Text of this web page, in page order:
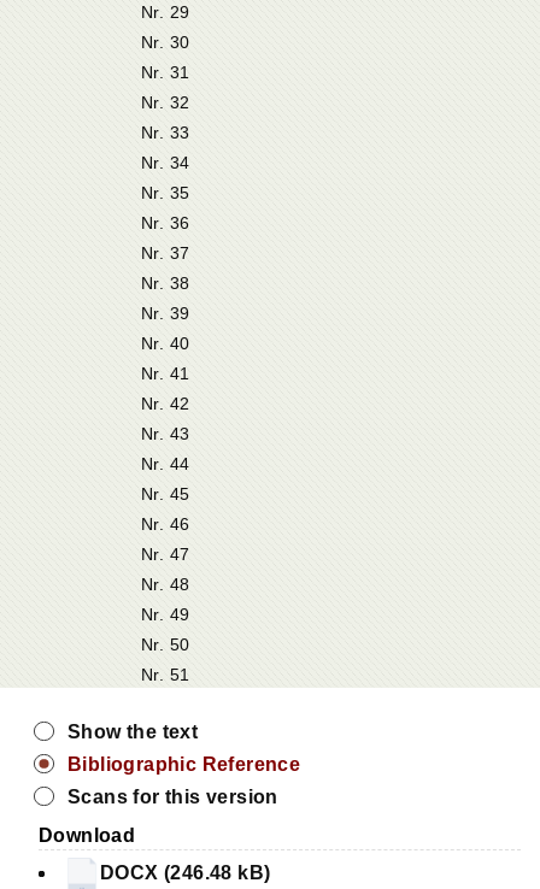
Nr. 29
Nr. 30
Nr. 31
Nr. 32
Nr. 33
Nr. 34
Nr. 35
Nr. 36
Nr. 37
Nr. 38
Nr. 39
Nr. 40
Nr. 41
Nr. 42
Nr. 43
Nr. 44
Nr. 45
Nr. 46
Nr. 47
Nr. 48
Nr. 49
Nr. 50
Nr. 51
Show the text
Bibliographic Reference
Scans for this version
Download
DOCX (246.48 kB)